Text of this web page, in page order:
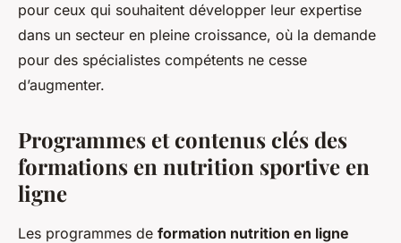
pour ceux qui souhaitent développer leur expertise
dans un secteur en pleine croissance, où la demande
pour des spécialistes compétents ne cesse
d’augmenter.
Programmes et contenus clés des
formations en nutrition sportive en
ligne
Les programmes de formation nutrition en ligne